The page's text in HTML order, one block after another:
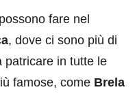
fare nel
, dove ci sono più di
patricare in tutte le
famose, come Brela